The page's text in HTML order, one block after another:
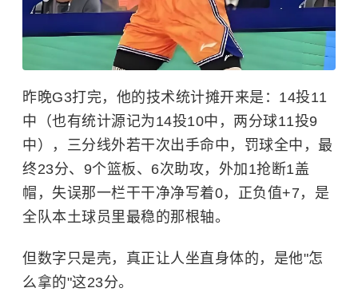
昨晚G3打完，他的技术统计摊开来是：14投11
中（也有统计源记为14投10中，两分球11投9
中），三分线外若干次出手命中，罚球全中，最
终23分、9个篮板、6次助攻，外加1抢断1盖
帽，失误那一栏干干净净写着0，正负值+7，是
全队本土球员里最稳的那根轴。
但数字只是壳，真正让人坐直身体的，是他"怎
么拿的"这23分。